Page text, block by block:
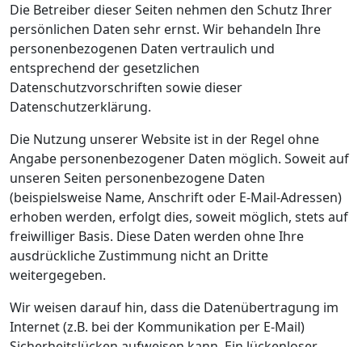
Die Betreiber dieser Seiten nehmen den Schutz Ihrer
persönlichen Daten sehr ernst. Wir behandeln Ihre
personenbezogenen Daten vertraulich und
entsprechend der gesetzlichen
Datenschutzvorschriften sowie dieser
Datenschutzerklärung.
Die Nutzung unserer Website ist in der Regel ohne
Angabe personenbezogener Daten möglich. Soweit auf
unseren Seiten personenbezogene Daten
(beispielsweise Name, Anschrift oder E-Mail-Adressen)
erhoben werden, erfolgt dies, soweit möglich, stets auf
freiwilliger Basis. Diese Daten werden ohne Ihre
ausdrückliche Zustimmung nicht an Dritte
weitergegeben.
Wir weisen darauf hin, dass die Datenübertragung im
Internet (z.B. bei der Kommunikation per E-Mail)